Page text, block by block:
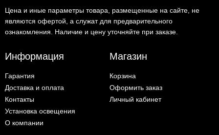
Цена и иные параметры товара, размещенные на сайте, не
являются офертой, а служат для предварительного
ознакомления. Наличие и цену уточняйте при заказе.
Информация
Гарантия
Доставка и оплата
Контакты
Установка освещения
О компании
Магазин
Корзина
Оформить заказ
Личный кабинет